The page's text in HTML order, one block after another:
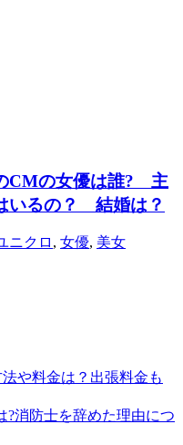
CMの女優は誰? 主
いるの？ 結婚は？
ニクロ , 女優, 美女
や料金は？出張料金も
?消防士を辞めた理由につ